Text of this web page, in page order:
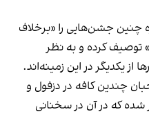
چنین جشن‌هایی را «برخلاف
توصیف کرده و به نظر
از یکدیگر در این زمینه‌اند.
چندین کافه در دزفول و
که در آن در سخنانی